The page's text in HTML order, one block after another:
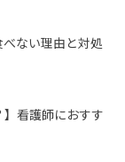
ない理由と対処
】看護師におすす